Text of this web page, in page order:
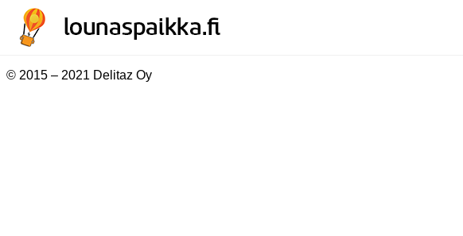
© 2015 – 2021 Delitaz Oy